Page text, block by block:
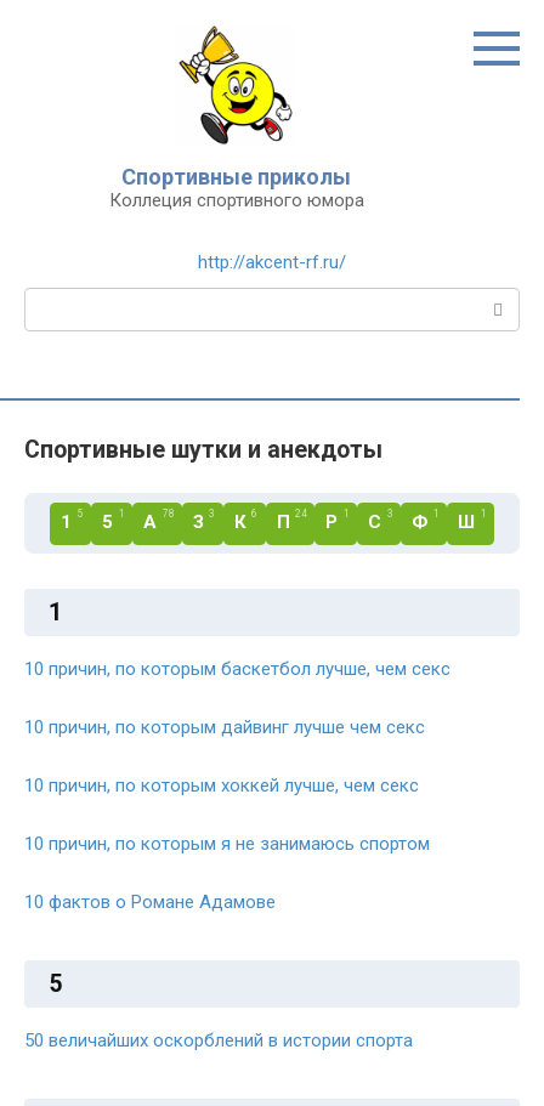
Спортивные приколы
Коллеция спортивного юмора
http://akcent-rf.ru/
Спортивные шутки и анекдоты
1 5 5 1 А 78 З 3 К 6 П 24 Р 1 С 3 Ф 1 Ш 1
1
10 причин, по которым баскетбол лучше, чем секс
10 причин, по которым дайвинг лучше чем секс
10 причин, по которым хоккей лучше, чем секс
10 причин, по которым я не занимаюсь спортом
10 фактов о Романе Адамове
5
50 величайших оскорблений в истории спорта